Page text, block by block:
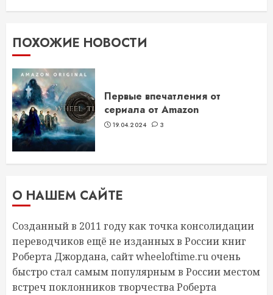
ПОХОЖИЕ НОВОСТИ
Первые впечатления от
сериала от Amazon
19.04.2024 3
О НАШЕМ САЙТЕ
Созданный в 2011 году как точка консолидации
переводчиков ещё не изданных в России книг
Роберта Джордана, сайт wheeloftime.ru очень
быстро стал самым популярным в России местом
встреч поклонников творчества Роберта